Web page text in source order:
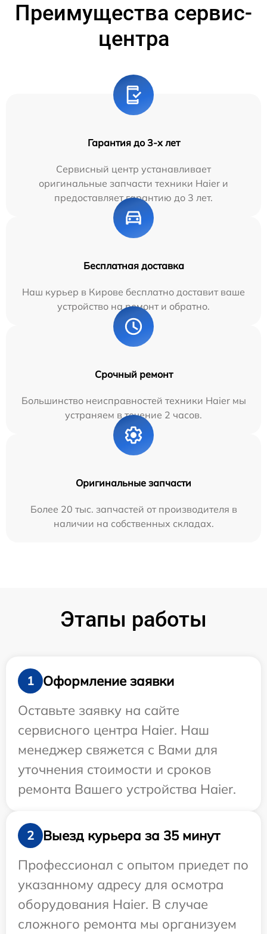
Преимущества сервис-
центра
Гарантия до 3-х лет
Сервисный центр устанавливает
оригинальные запчасти техники Haier и
предоставляет гарантию до 3 лет.
Бесплатная доставка
Наш курьер в Кирове бесплатно доставит ваше
устройство на ремонт и обратно.
Срочный ремонт
Большинство неисправностей техники Haier мы
устраняем в течение 2 часов.
Оригинальные запчасти
Более 20 тыс. запчастей от производителя в
наличии на собственных складах.
Этапы работы
1
Оформление заявки
Оставьте заявку на сайте
сервисного центра Haier. Наш
менеджер свяжется с Вами для
уточнения стоимости и сроков
ремонта Вашего устройства Haier.
2
Выезд курьера за 35 минут
Профессионал с опытом приедет по
указанному адресу для осмотра
оборудования Haier. В случае
сложного ремонта мы организуем